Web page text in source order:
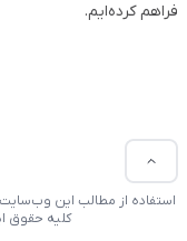
فراهم کرده‌ایم.
استفاده از مطالب این وب‌سایت
کلیه حقوق